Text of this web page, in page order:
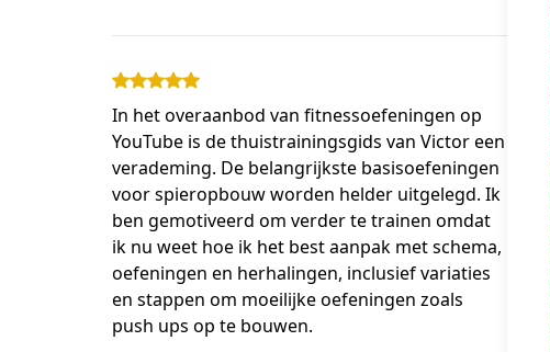
In het overaanbod van fitnessoefeningen op
YouTube is de thuistrainingsgids van Victor een
verademing. De belangrijkste basisoefeningen
voor spieropbouw worden helder uitgelegd. Ik
ben gemotiveerd om verder te trainen omdat
ik nu weet hoe ik het best aanpak met schema,
oefeningen en herhalingen, inclusief variaties
en stappen om moeilijke oefeningen zoals
push ups op te bouwen.